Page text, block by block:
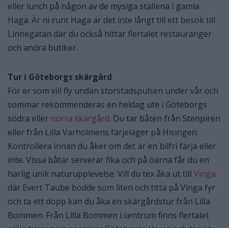
eller lunch på någon av de mysiga ställena i gamla
Haga. Är ni runt Haga är det inte långt till ett besök till
Linnegatan där du också hittar flertalet restauranger
och andra butiker.
Tur i Göteborgs skärgård
För er som vill fly undan storstadspulsen under vår och
sommar rekommenderas en heldag ute i Göteborgs
södra eller norra skärgård. Du tar båten från Stenpiren
eller från Lilla Varholmens färjeläger på Hisingen.
Kontrollera innan du åker om det är en bilfri färja eller
inte. Vissa båtar serverar fika och på öarna får du en
härlig unik naturupplevelse. Vill du tex åka ut till Vinga
där Evert Taube bodde som liten och titta på Vinga fyr
och ta ett dopp kan du åka en skärgårdstur från Lilla
Bommen. Från Lilla Bommen i centrum finns flertalet